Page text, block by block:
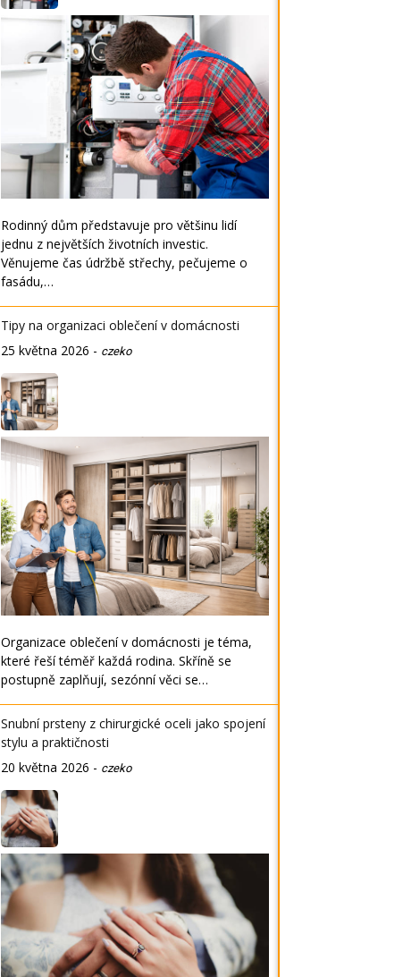
Rodinný dům představuje pro většinu lidí
jednu z největších životních investic.
Věnujeme čas údržbě střechy, pečujeme o
fasádu,…
Tipy na organizaci oblečení v domácnosti
25 května 2026 - czeko
Organizace oblečení v domácnosti je téma,
které řeší téměř každá rodina. Skříně se
postupně zaplňují, sezónní věci se…
Snubní prsteny z chirurgické oceli jako spojení
stylu a praktičnosti
20 května 2026 - czeko